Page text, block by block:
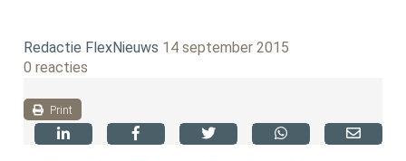
Redactie FlexNieuws 14 september 2015
0 reacties
Print